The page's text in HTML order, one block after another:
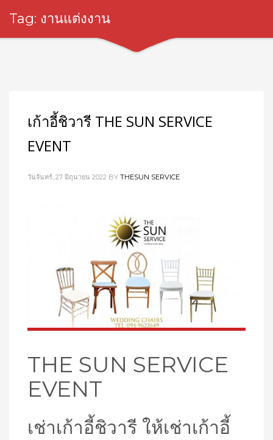
Tag: งานแต่งงาน
เก้าอี้ชิวารี THE SUN SERVICE
EVENT
วันจันทร์, 27 มิถุนายน 2022 BY THESUN SERVICE
THE SUN SERVICE
EVENT
เช่าเก้าอี้ชิวารี ให้เช่าเก้าอี้